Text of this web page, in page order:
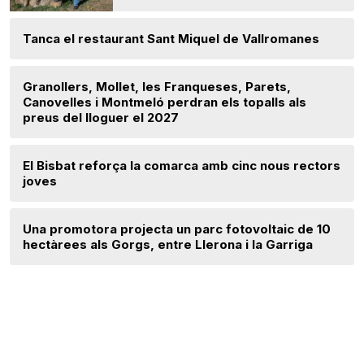
Tanca el restaurant Sant Miquel de Vallromanes
Granollers, Mollet, les Franqueses, Parets,
Canovelles i Montmeló perdran els topalls als
preus del lloguer el 2027
El Bisbat reforça la comarca amb cinc nous rectors
joves
Una promotora projecta un parc fotovoltaic de 10
hectàrees als Gorgs, entre Llerona i la Garriga